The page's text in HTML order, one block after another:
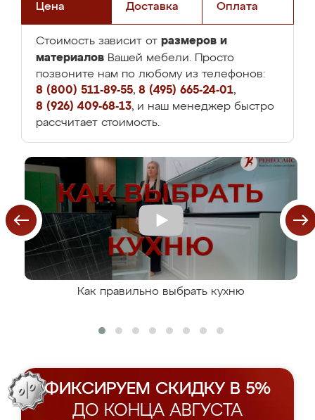
Цена Доставка Оплата
Стоимость зависит от размеров и
материалов Вашей мебели. Просто
позвоните нам по любому из телефонов:
8 (800) 511-89-55, 8 (495) 665-24-01,
8 (926) 409-68-13, и наш менеджер быстро
рассчитает стоимость.
Как правильно выбрать кухню
ФИКСИРУЕМ СКИДКУ В 5%
ДО КОНЦА АВГУСТА